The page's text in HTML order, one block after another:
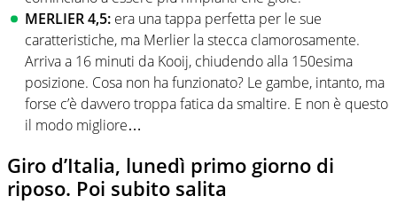
MERLIER 4,5: era una tappa perfetta per le sue
caratteristiche, ma Merlier la stecca clamorosamente.
Arriva a 16 minuti da Kooij, chiudendo alla 150esima
posizione. Cosa non ha funzionato? Le gambe, intanto, ma
forse c’è davvero troppa fatica da smaltire. E non è questo
il modo migliore…
Giro d’Italia, lunedì primo giorno di
riposo. Poi subito salita